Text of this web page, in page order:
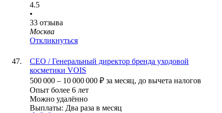
4.5
•
33 отзыва
Москва
Откликнуться
CEO / Генеральный директор бренда уходовой
косметики VOIS
500 000 – 10 000 000 ₽ за месяц, до вычета налогов
Опыт более 6 лет
Можно удалённо
Выплаты: Два раза в месяц